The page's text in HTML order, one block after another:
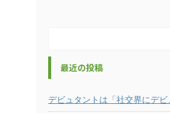
最近の投稿
デビュタントは「社交界にデビ